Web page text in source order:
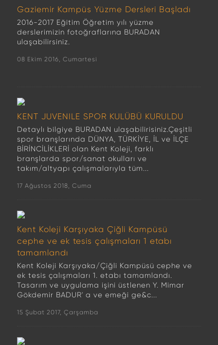
Gaziemir Kampüs Yüzme Dersleri Başladı
2016-2017 Eğitim Öğretim yılı yüzme
derslerimizin fotoğraflarına BURADAN
ulaşabilirsiniz.
08 Ekim 2016, Cumartesi
KENT JUVENILE SPOR KULÜBÜ KURULDU
Detaylı bilgiye BURADAN ulaşabilirisiniz.Çeşitli
spor branşlarında DÜNYA, TÜRKİYE, İL ve İLÇE
BİRİNCİLİKLERİ olan Kent Koleji, farklı
branşlarda spor/sanat okulları ve
takım/altyapı çalışmalarıyla tüm...
17 Ağustos 2018, Cuma
Kent Koleji Karşıyaka Çiğli Kampüsü
cephe ve ek tesis çalışmaları 1 etabı
tamamlandı
Kent Koleji Karşıyaka/Çiğli Kampüsü cephe ve
ek tesis çalışmaları 1. etabı tamamlandı.
Tasarım ve uygulama işini üstlenen Y. Mimar
Gökdemir BADUR' a ve emeği ge&c...
15 Şubat 2017, Çarşamba